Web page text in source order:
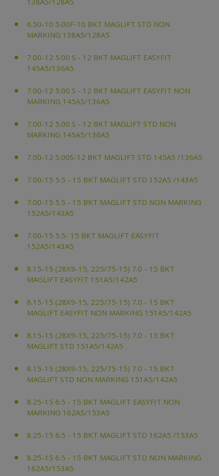
6.50-10 5.00F-10 BKT MAGLIFT STD NON
MARKING 138A5/128A5
7.00-12 5.00 S - 12 BKT MAGLIFT EASYFIT
145A5/136A5
7.00-12 5.00 S - 12 BKT MAGLIFT EASYFIT NON
MARKING 145A5/136A5
7.00-12 5.00 S - 12 BKT MAGLIFT STD NON
MARKING 145A5/136A5
7.00-12 5.00S-12 BKT MAGLIFT STD 145A5 /136A5
7.00-15 5.5 - 15 BKT MAGLIFT STD 152A5 /143A5
7.00-15 5.5 - 15 BKT MAGLIFT STD NON MARKING
152A5/143A5
7.00-15 5.5- 15 BKT MAGLIFT EASYFIT
152A5/143A5
8.15-15 (28X9-15, 225/75-15) 7.0 - 15 BKT
MAGLIFT EASYFIT 151A5/142A5
8.15-15 (28X9-15, 225/75-15) 7.0 - 15 BKT
MAGLIFT EASYFIT NON MARKING 151A5/142A5
8.15-15 (28X9-15, 225/75-15) 7.0 - 15 BKT
MAGLIFT STD 151A5/142A5
8.15-15 (28X9-15, 225/75-15) 7.0 - 15 BKT
MAGLIFT STD NON MARKING 151A5/142A5
8.25-15 6.5 - 15 BKT MAGLIFT EASYFIT NON
MARKING 162A5/153A5
8.25-15 6.5 - 15 BKT MAGLIFT STD 162A5 /153A5
8.25-15 6.5 - 15 BKT MAGLIFT STD NON MARKING
162A5/153A5